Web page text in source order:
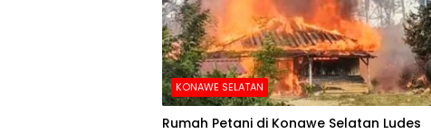
KONAWE SELATAN
Rumah Petani di Konawe Selatan Ludes